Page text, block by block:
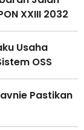
XXIII 2032
Usaha
OSS
Pastikan